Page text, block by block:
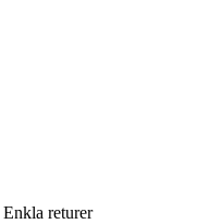
Enkla returer